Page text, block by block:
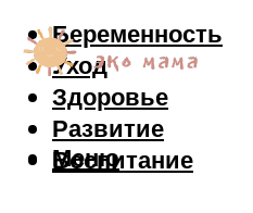
Беременность
Уход
Здоровье
Развитие
Воспитание
Меню